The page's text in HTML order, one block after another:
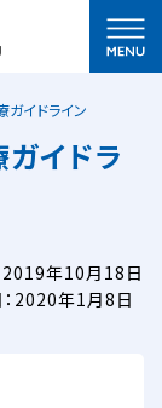
イドライン
イドラ
2019年10月18日
2020年1月8日